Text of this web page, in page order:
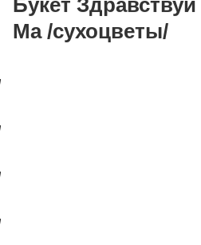
Букет
Ma /сухоцветы/